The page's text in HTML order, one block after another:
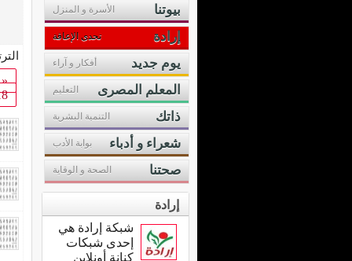
«
بيوتنا الأسرة و المنزل
إرادة تحدى الإعاقة
يوم جديد أفكار و آراء
المعلم المصرى التعليم
ذاتك التنمية البشرية
شعراء و أدباء بوابة الأدب
صحتنا الصحة و الوقاية
إرادة
شبكة إرادة هي
إحدى شبكات
كنانة أونلاين